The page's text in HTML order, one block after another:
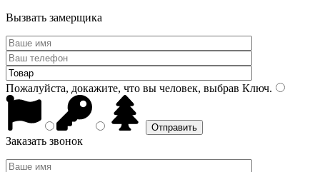
Вызвать замерщика
Пожалуйста, докажите, что вы человек, выбрав Ключ.
Заказать звонок